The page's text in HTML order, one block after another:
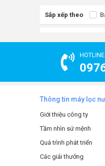
Sắp xếp theo
Thông tin máy lọc
Giới thiệu công ty
Tầm nhìn sứ mệnh
Quá trình phát triển
Các giải thưởng